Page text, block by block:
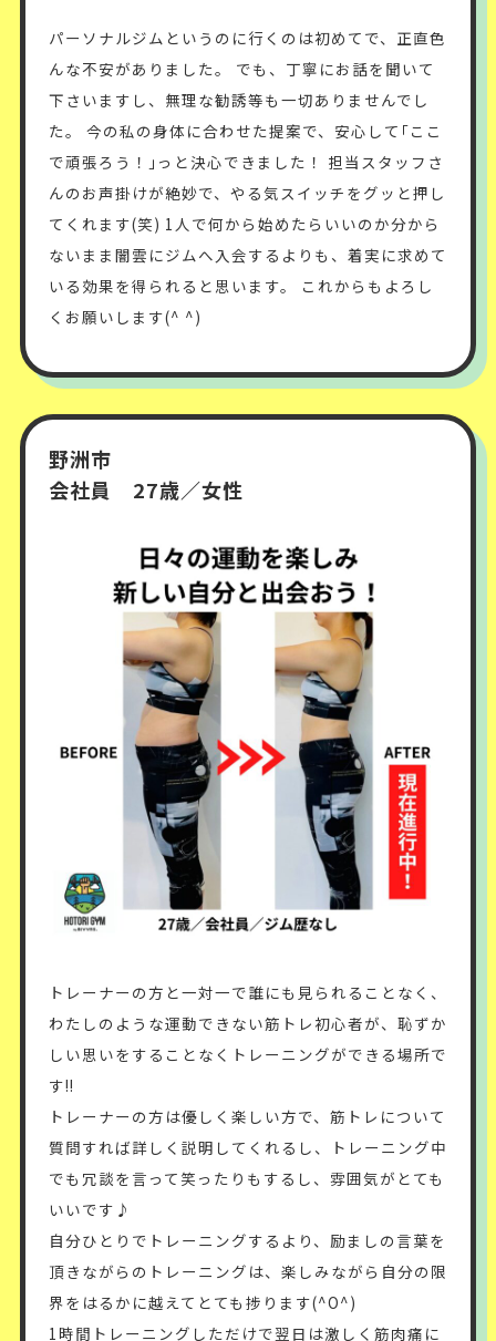
パーソナルジムというのに行くのは初めてで、正直色
んな不安がありました。 でも、丁寧にお話を聞いて
下さいますし、無理な勧誘等も一切ありませんでし
た。 今の私の身体に合わせた提案で、安心して｢ここ
で頑張ろう！｣っと決心できました！ 担当スタッフさ
んのお声掛けが絶妙で、やる気スイッチをグッと押し
てくれます(笑) 1人で何から始めたらいいのか分から
ないまま闇雲にジムへ入会するよりも、着実に求めて
いる効果を得られると思います。 これからもよろし
くお願いします(^ ^)
野洲市
会社員 27歳／女性
トレーナーの方と一対一で誰にも見られることなく、
わたしのような運動できない筋トレ初心者が、恥ずか
しい思いをすることなくトレーニングができる場所で
す!!
トレーナーの方は優しく楽しい方で、筋トレについて
質問すれば詳しく説明してくれるし、トレーニング中
でも冗談を言って笑ったりもするし、雰囲気がとても
いいです♪
自分ひとりでトレーニングするより、励ましの言葉を
頂きながらのトレーニングは、楽しみながら自分の限
界をはるかに越えてとても捗ります(^O^)
1時間トレーニングしただけで翌日は激しく筋肉痛に